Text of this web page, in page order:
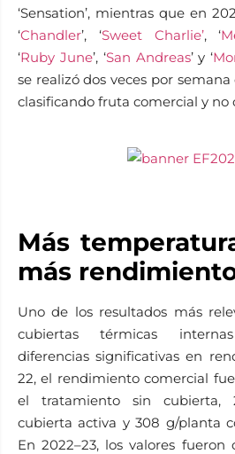
‘Sensation’, mientras que en
‘Chandler’, ‘Sweet Charlie’, ‘
‘Ruby June’, ‘San Andreas’ y ‘
se realizó dos veces por
clasificando fruta comercial y no
Más
más
Uno de los resultados más
cubiertas térmicas
diferencias significativas en
22, el rendimiento comercial
el tratamiento sin cubierta,
cubierta activa y 308 g/planta
En 2022–23, los valores fueron